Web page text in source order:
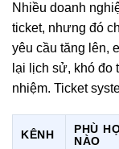
Nhiều doanh
ticket, nhưng đó
yêu cầu tăng lên,
lại lịch sử, khó đo
nhiệm. Ticket
KÊNH
PHÙ
NÀO